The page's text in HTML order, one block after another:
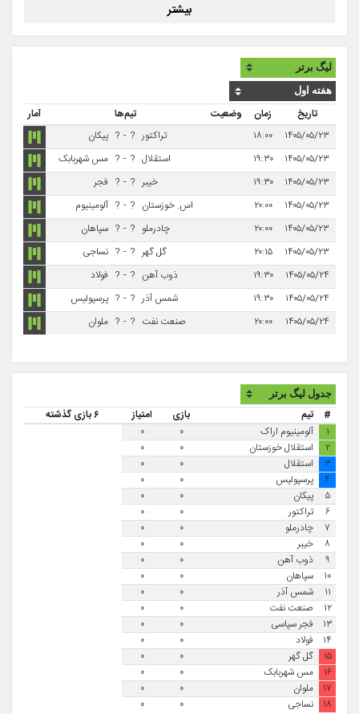
بیشتر
تاریخ زمان وضعیت تیم‌ها
آمار
۱۴۰۵/۰۵/۲۳
۱۸:۰۰ تراکتور ?
-
? پیکان
۱۴۰۵/۰۵/۲۳
۱۹:۳۰ استقلال ?
-
? مس شهربابک
۱۴۰۵/۰۵/۲۳
۱۹:۳۰ خیبر ?
-
? فجر
۱۴۰۵/۰۵/۲۳
۲۰:۰۰ اس. خوزستان ?
-
? آلومینیوم
۱۴۰۵/۰۵/۲۳
۲۰:۰۰ چادرملو ?
-
? سپاهان
۱۴۰۵/۰۵/۲۳
۲۰:۱۵ گل گهر ?
-
? نساجی
۱۴۰۵/۰۵/۲۴
۱۹:۳۰ ذوب آهن ?
-
? فولاد
۱۴۰۵/۰۵/۲۴
۱۹:۳۰ شمس آذر ?
-
? پرسپولیس
۱۴۰۵/۰۵/۲۴
۲۰:۰۰ صنعت نفت ?
-
? ملوان
# تیم بازی امتیاز
۶ بازی گذشته
۱
آلومینیوم اراک ۰
۰
۲
استقلال خوزستان ۰
۰
۳
استقلال ۰
۰
۴
پرسپولیس ۰
۰
۵
پیکان ۰
۰
۶
تراکتور ۰
۰
۷
چادرملو ۰
۰
۸
خیبر ۰
۰
۹
ذوب آهن ۰
۰
۱۰
سپاهان ۰
۰
۱۱
شمس آذر ۰
۰
۱۲
صنعت نفت ۰
۰
۱۳
فجر سپاسی ۰
۰
۱۴
فولاد ۰
۰
۱۵
گل گهر ۰
۰
۱۶
مس شهربابک ۰
۰
۱۷
ملوان ۰
۰
۱۸
نساجی ۰ ۰